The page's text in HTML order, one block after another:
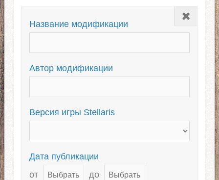
Закрыть
Название модификации
Автор модификации
Версия игры Stellaris
Дата публикации
от
до